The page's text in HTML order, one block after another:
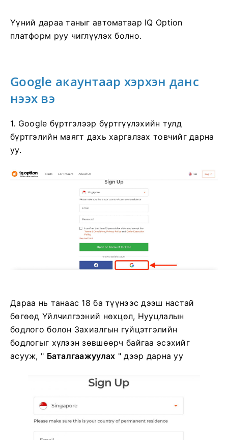
Үүний дараа таныг автоматаар IQ Option
платформ руу чиглүүлэх болно.
Google акаунтаар хэрхэн данс
нээх вэ
1. Google бүртгэлээр бүртгүүлэхийн тулд
бүртгэлийн маягт дахь харгалзах товчийг дарна
уу.
Дараа нь танаас 18 ба түүнээс дээш настай
бөгөөд Үйлчилгээний нөхцөл, Нууцлалын
бодлого болон Захиалгын гүйцэтгэлийн
бодлогыг хүлээн зөвшөөрч байгаа эсэхийг
асууж, " Баталгаажуулах " дээр дарна уу